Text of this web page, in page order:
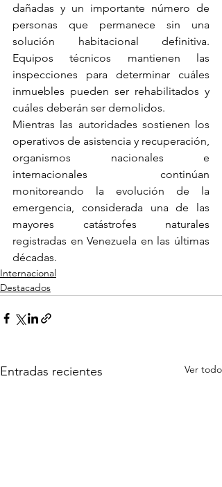
dañadas y un importante número de
personas que permanece sin una
solución habitacional definitiva.
Equipos técnicos mantienen las
inspecciones para determinar cuáles
inmuebles pueden ser rehabilitados y
cuáles deberán ser demolidos.
Mientras las autoridades sostienen los
operativos de asistencia y recuperación,
organismos nacionales e
internacionales continúan
monitoreando la evolución de la
emergencia, considerada una de las
mayores catástrofes naturales
registradas en Venezuela en las últimas
décadas.
Internacional
Destacados
Entradas recientes Ver todo